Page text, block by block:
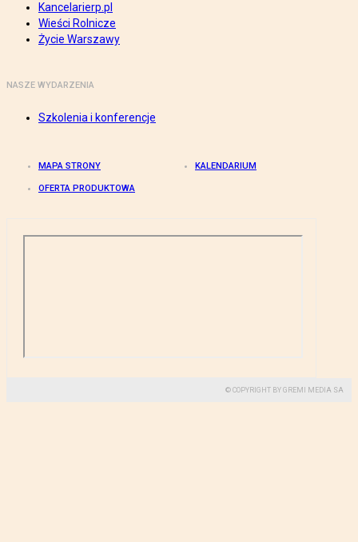
Kancelarierp.pl
Wieści Rolnicze
Życie Warszawy
NASZE WYDARZENIA
Szkolenia i konferencje
MAPA STRONY KALENDARIUM
OFERTA PRODUKTOWA
© COPYRIGHT BY GREMI MEDIA SA